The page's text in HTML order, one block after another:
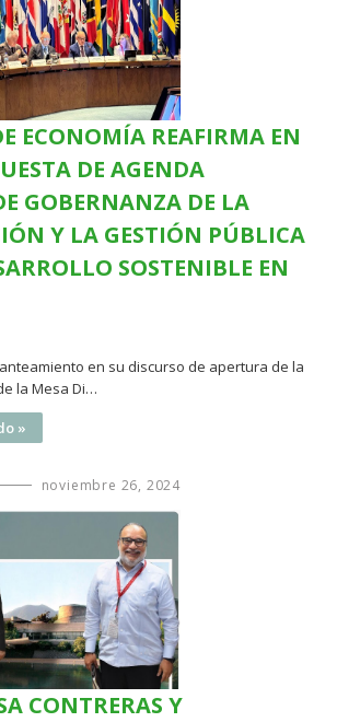
ECONOMÍA REAFIRMA EN
DE AGENDA
GOBERNANZA DE LA
Y LA GESTIÓN PÚBLICA
SOSTENIBLE EN
en su discurso de apertura de la
la Mesa Di…
»
noviembre 26, 2024
CONTRERAS Y